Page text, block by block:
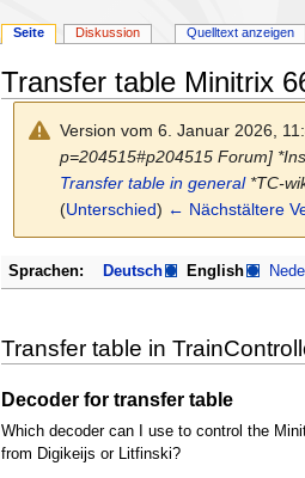
Transfer table Minitrix
Version vom 6. Januar 2026,
p=204515#p204515 Forum]
Transfer table in general*TC-
(Unterschied) ← Nächstältere
Zur
Navigation
Zur
Suche
Sprachen: Deutsch English
Transfer table in
Decoder for transfer table
Which decoder can I use to control the
from Digikeijs or Litfinski?
Seite Diskussion Quelltext anzeigen